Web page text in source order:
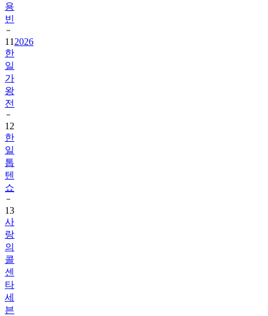
용
빈
11 2026
한
일
가
왕
전
12
한
일
톱
텐
쇼
13
사
랑
의
콜
센
타
세
븐